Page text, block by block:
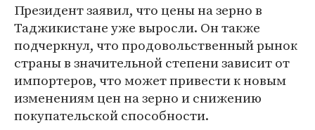
Президент заявил, что цены на зерно в
Таджикистане уже выросли. Он также
подчеркнул, что продовольственный рынок
страны в значительной степени зависит от
импортеров, что может привести к новым
изменениям цен на зерно и снижению
покупательской способности.